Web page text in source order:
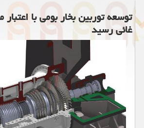
توسعه توربین بخار بومی با اعتبار
غائی رسید